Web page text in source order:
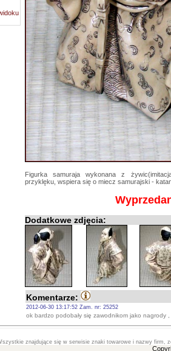
Figurka samuraja wykonana z
przyklęku, wspiera się o miecz samurajski -
Dodatkowe zdjęcia:
Komentarze:
2012-06-30 13:17:52 Zam. nr: 25252
ok bardzo podobały się zawodnikom jako nagrody
znajdujące się w serwisie znaki towarowe i nazwy firm,